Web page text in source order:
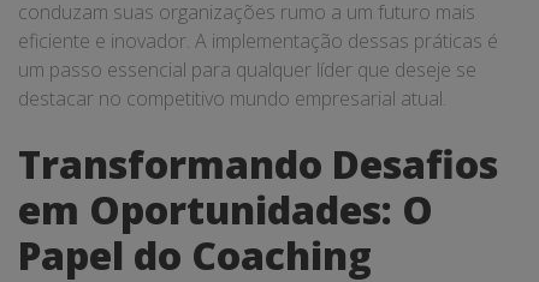
conduzam suas organizações rumo a um futuro mais
eficiente e inovador. A implementação dessas práticas é
um passo essencial para qualquer líder que deseje se
destacar no competitivo mundo empresarial atual.
Transformando Desafios
em Oportunidades: O
Papel do Coaching